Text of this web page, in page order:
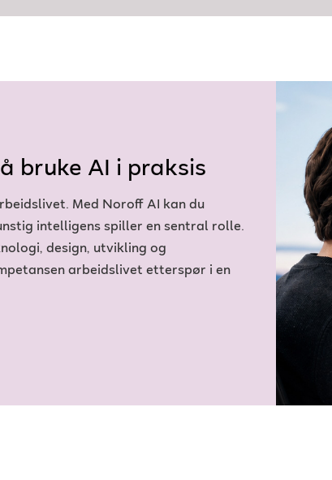
bruke AI i praksis
Med Noroff AI kan du
intelligens spiller en sentral rolle.
design, utvikling og
arbeidslivet etterspør i en